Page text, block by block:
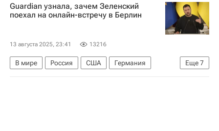
Еврокомиссия
Юрий Ушаков
Guardian узнала, зачем Зеленский
поехал на онлайн-встречу в Берлин
13 августа 2025, 23:41 13216
Еще7
В мире Россия США
Германия
Владимир Зеленский
Дональд Трамп